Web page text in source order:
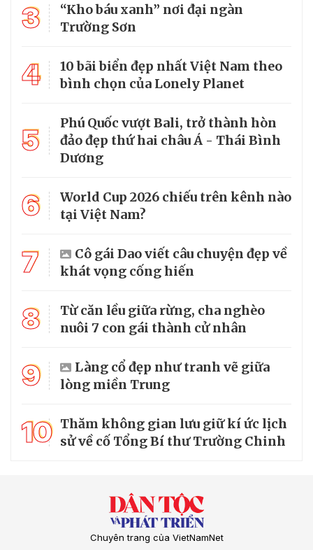
3
“Kho báu xanh” nơi đại ngàn
Trường Sơn
4
10 bãi biển đẹp nhất Việt Nam theo
bình chọn của Lonely Planet
5
Phú Quốc vượt Bali, trở thành hòn
đảo đẹp thứ hai châu Á - Thái Bình
Dương
6
World Cup 2026 chiếu trên kênh nào
tại Việt Nam?
7
Cô gái Dao viết câu chuyện đẹp về
khát vọng cống hiến
8
Từ căn lều giữa rừng, cha nghèo
nuôi 7 con gái thành cử nhân
9
Làng cổ đẹp như tranh vẽ giữa
lòng miền Trung
10 Thăm không gian lưu giữ kí ức lịch
sử về cố Tổng Bí thư Trường Chinh
Chuyên trang của VietNamNet